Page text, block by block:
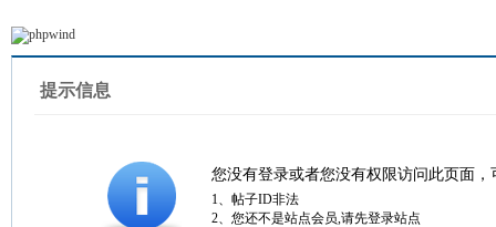
提示信息
您没有登录或者您没有权限访问此页面
1、帖子ID非法
2、您还不是站点会员,请先登录站点